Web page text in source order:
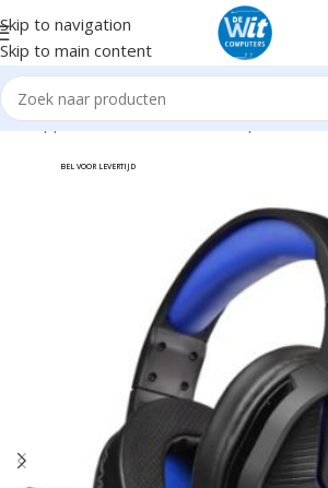
Skip to navigation
Skip to main content
Headsets/Headph./microf.
BEL VOOR LEVERTIJD